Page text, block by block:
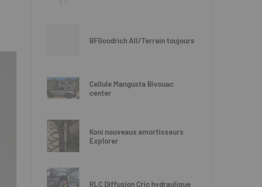
BFGoodrich All/Terrain toujours
Cellule Mangusta Bivouac
center
Koni nouveaux amortisseurs
Explorer
RLC Diffusion Cric hydraulique